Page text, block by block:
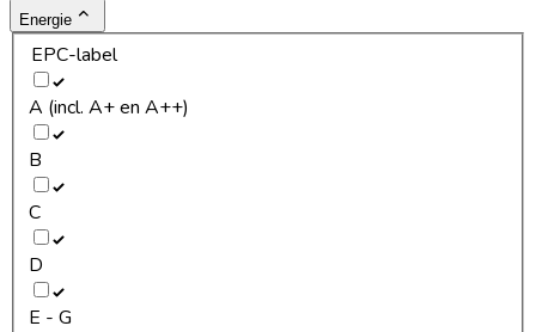
Energie
EPC-label
A (incl. A+ en A++)
B
C
D
E - G